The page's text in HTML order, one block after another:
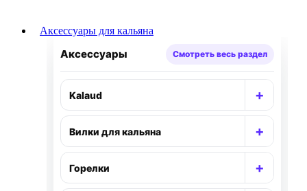
Аксессуары для кальяна
Аксессуары Смотреть весь раздел
Kalaud +
Вилки для кальяна +
Горелки +